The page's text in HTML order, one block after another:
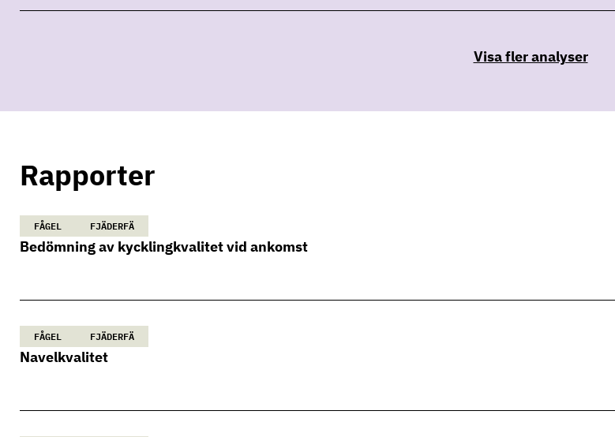
Visa fler analyser
Rapporter
FÅGEL FJÄDERFÄ
Bedömning av kycklingkvalitet vid ankomst
FÅGEL FJÄDERFÄ
Navelkvalitet